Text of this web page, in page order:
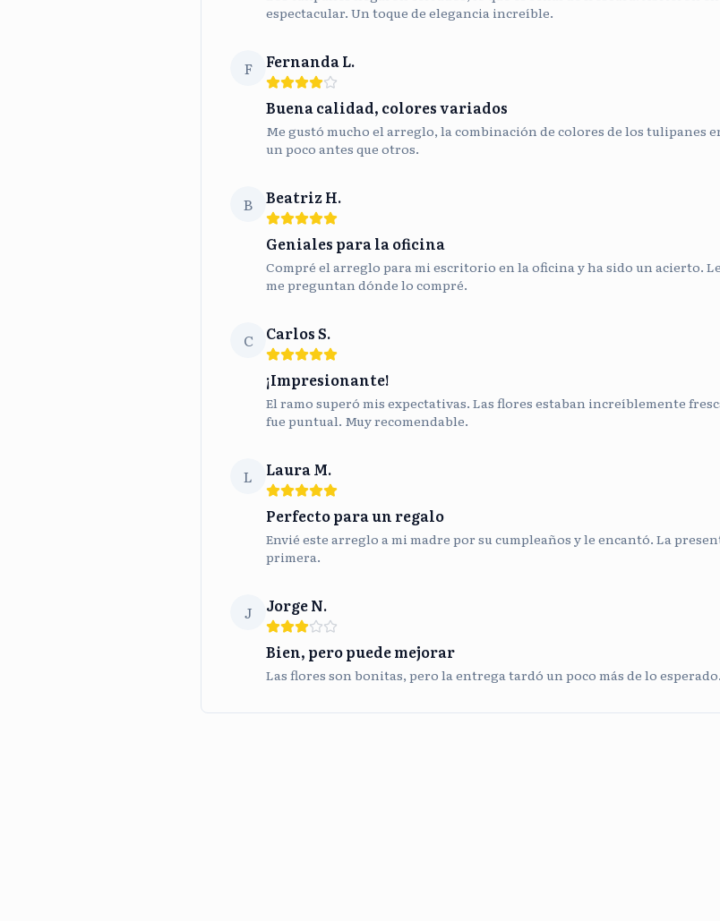
espectacular. Un toque de elegancia increíble.
F Fernanda L.
Buena calidad, colores variados
Me gustó mucho el arreglo, la combinación de colores de los tulipanes
un poco antes que otros.
B Beatriz H.
Geniales para la oficina
Compré el arreglo para mi escritorio en la oficina y ha sido un acierto.
me preguntan dónde lo compré.
C Carlos S.
¡Impresionante!
El ramo superó mis expectativas. Las flores estaban increíblemente
fue puntual. Muy recomendable.
L Laura M.
Perfecto para un regalo
Envié este arreglo a mi madre por su cumpleaños y le encantó. La
primera.
J Jorge N.
Bien, pero puede mejorar
Las flores son bonitas, pero la entrega tardó un poco más de lo